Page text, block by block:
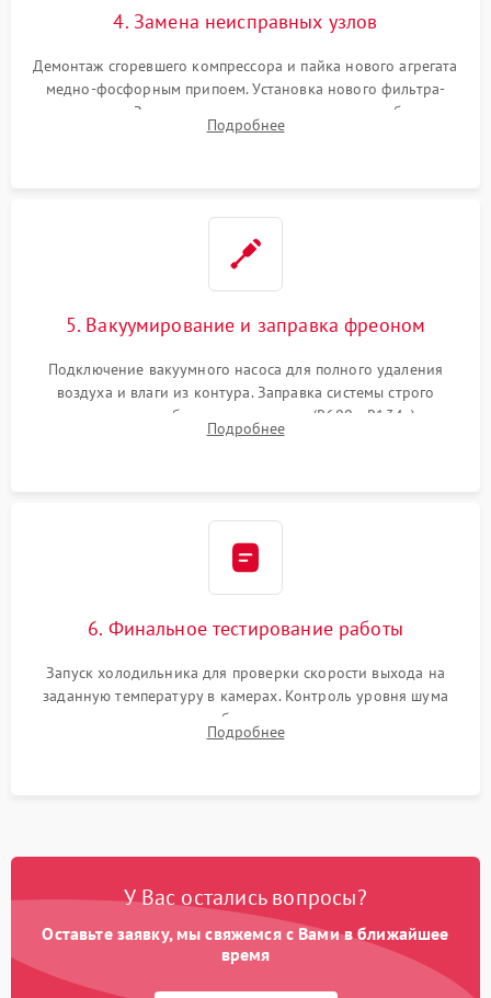
4. Замена неисправных узлов
Демонтаж сгоревшего компрессора и пайка нового агрегата
медно-фосфорным припоем. Установка нового фильтра-
осушителя. Замена изношенных вентиляторов обдува,
сломанных заслонок или поврежденных дверных петель.
Подробнее
5. Вакуумирование и заправка фреоном
Подключение вакуумного насоса для полного удаления
воздуха и влаги из контура. Заправка системы строго
дозированным объемом хладагента (R600a, R134a) по
электронным весам. Контроль рабочего давления в системе.
Подробнее
6. Финальное тестирование работы
Запуск холодильника для проверки скорости выхода на
заданную температуру в камерах. Контроль уровня шума
компрессора, отсутствия обмерзания стенок и корректного
срабатывания системы автоматической оттайки.
Подробнее
У Вас остались вопросы?
Оставьте заявку, мы свяжемся с Вами в ближайшее
время